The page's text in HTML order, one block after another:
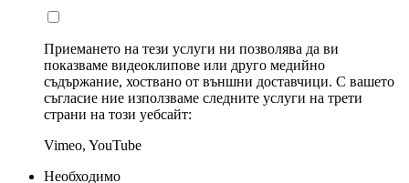
Приемането на тези услуги ни позволява да ви
показваме видеоклипове или друго медийно
съдържание, хоствано от външни доставчици. С вашето
съгласие ние използваме следните услуги на трети
страни на този уебсайт:
Vimeo, YouTube
Необходимо